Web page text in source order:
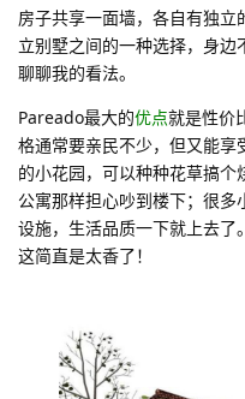
房子共享一面墙，各自有独
立别墅之间的一种选择，身
聊聊我的看法。
Pareado最大的优点就是性价
格通常要亲民不少，但又能
的小花园，可以种种花草搞
公寓那样担心吵到楼下；很
设施，生活品质一下就上去了
这简直是太香了！